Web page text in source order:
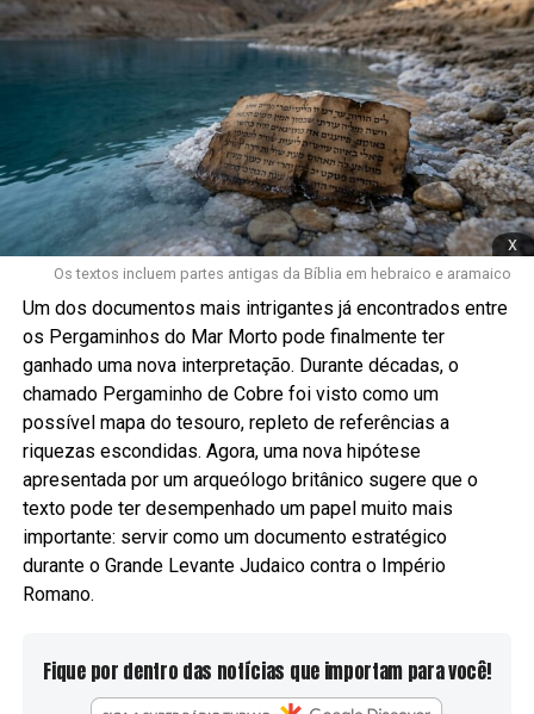
x
Os textos incluem partes antigas da Bíblia em hebraico e aramaico
Um dos documentos mais intrigantes já encontrados entre
os Pergaminhos do Mar Morto pode finalmente ter
ganhado uma nova interpretação. Durante décadas, o
chamado Pergaminho de Cobre foi visto como um
possível mapa do tesouro, repleto de referências a
riquezas escondidas. Agora, uma nova hipótese
apresentada por um arqueólogo britânico sugere que o
texto pode ter desempenhado um papel muito mais
importante: servir como um documento estratégico
durante o Grande Levante Judaico contra o Império
Romano.
Fique por dentro das notícias que importam para você!